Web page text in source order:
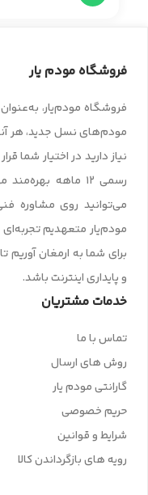
فروشگاه مودم یار
فروشگاه مودم‌یار،
مودم‌های نسل جدید، هر
نیاز دارید در اختیار شما
رسمی ۱۲ ماهه
می‌توانید روی مشاوره
مودم‌یار متعهدیم
برای شما به ارمغان
و پایداری اینترنت باشد.
خدمات مشتریان
تماس با ما
روش های ارسال
گارانتی مودم یار
حریم خصوصی
شرایط و قوانین
رویه های بازگرداندن کالا